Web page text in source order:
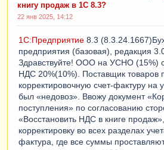
книгу продаж в 1С 8.3?
22 янв 2025, 14:12
1С:Предприятие 8.3
предприятия (базовая), редакция
Здравствуйте! ООО на УСНО (15%)
НДС 20%(10%). Поставщик товаров
корректировочную счет-фактуру на
был «недовоз». Ввожу документ
поступления» по согласованию
«Восстановить НДС в книге
корректировку во всех разделах
фактура, где все суммы